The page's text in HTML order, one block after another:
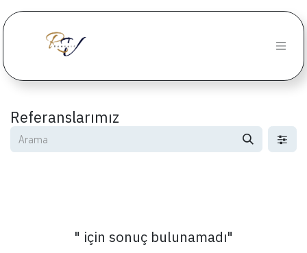
İçereği Atla
Referanslarımız
" için sonuç bulunamadı"